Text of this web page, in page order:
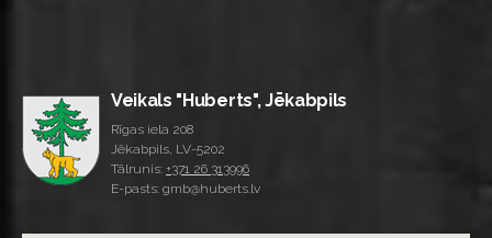
Veikals "Huberts", Jēkabpils
Rīgas iela 208
Jēkabpils, LV-5202
Tālrunis: +371 26 313996
E-pasts: gmb@huberts.lv